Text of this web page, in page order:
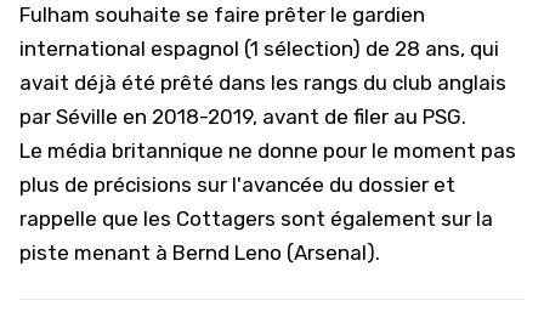
Fulham souhaite se faire prêter le gardien
international espagnol (1 sélection) de 28 ans, qui
avait déjà été prêté dans les rangs du club anglais
par Séville en 2018-2019, avant de filer au PSG.
Le média britannique ne donne pour le moment pas
plus de précisions sur l'avancée du dossier et
rappelle que les Cottagers sont également sur la
piste menant à Bernd Leno (Arsenal).